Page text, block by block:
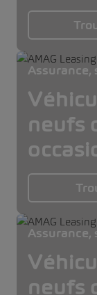
Assurance,
neufs
Assurance,
neufs